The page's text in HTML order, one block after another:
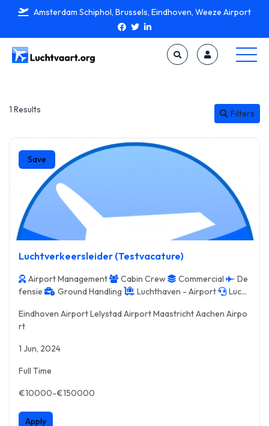
Amsterdam Schiphol, Brussels, Eindhoven, Weeze Airport
1 Results Filters
Save
Luchtverkeersleider (Testvacature)
Airport Management Cabin Crew Commercial
De
fensie
Ground Handling Luchthaven - Airport
Lucht
keting
Support Service
Eindhoven Airport Lelystad Airport Maastricht Aachen Airpo
rt
1 Jun, 2024
Full Time
€10000-€150000
Apply